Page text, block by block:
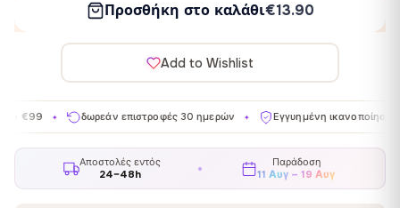
Προσθήκη στο καλάθι€13.90
Add to Wishlist
δωρεάν επιστροφές 30 ημερών ✦ Εγγυημένη ικανοποίηση ✦
Αποστολές εντός
24–48h
Παράδοση
11 Αυγ – 19 Αυγ